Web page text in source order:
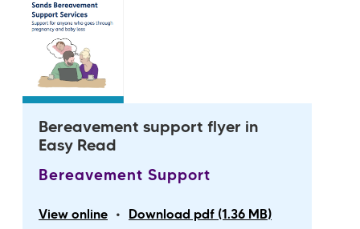
Bereavement support flyer in
Easy Read
Bereavement Support
View online • Download pdf (1.36 MB)